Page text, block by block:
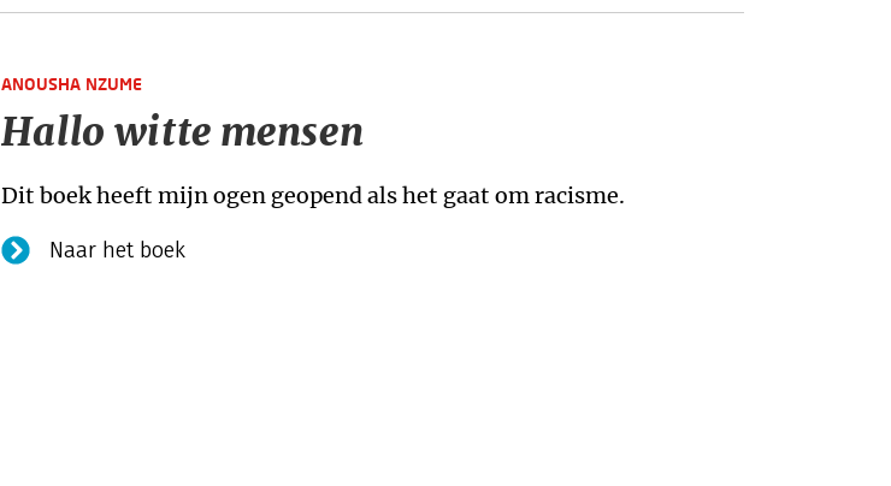
ANOUSHA NZUME
Hallo witte mensen
Dit boek heeft mijn ogen geopend als het gaat om racisme.
Naar het boek